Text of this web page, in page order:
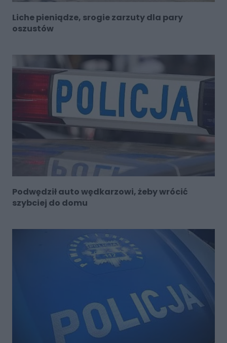
Liche pieniądze, srogie zarzuty dla pary
oszustów
Podwędził auto wędkarzowi, żeby wrócić
szybciej do domu